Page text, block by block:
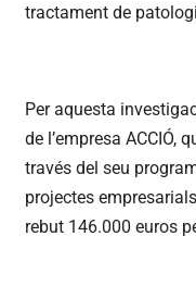
tractament de
Per aquesta
de l’empresa ACCIÓ,
través del seu
projectes
rebut 146.000 euros